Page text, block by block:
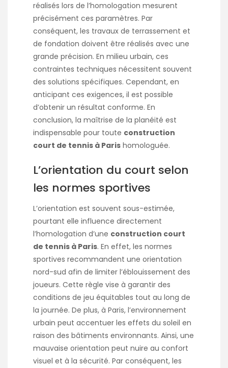
réalisés lors de l’homologation mesurent
précisément ces paramètres. Par
conséquent, les travaux de terrassement et
de fondation doivent être réalisés avec une
grande précision. En milieu urbain, ces
contraintes techniques nécessitent souvent
des solutions spécifiques. Cependant, en
anticipant ces exigences, il est possible
d’obtenir un résultat conforme. En
conclusion, la maîtrise de la planéité est
indispensable pour toute construction
court de tennis à Paris homologuée.
L’orientation du court selon
les normes sportives
L’orientation est souvent sous-estimée,
pourtant elle influence directement
l’homologation d’une construction court
de tennis à Paris. En effet, les normes
sportives recommandent une orientation
nord-sud afin de limiter l’éblouissement des
joueurs. Cette règle vise à garantir des
conditions de jeu équitables tout au long de
la journée. De plus, à Paris, l’environnement
urbain peut accentuer les effets du soleil en
raison des bâtiments environnants. Ainsi, une
mauvaise orientation peut nuire au confort
visuel et à la sécurité. Par conséquent, les